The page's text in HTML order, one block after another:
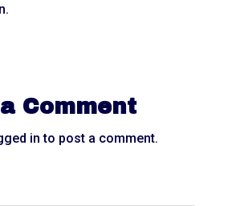
Comment
in to post a comment.